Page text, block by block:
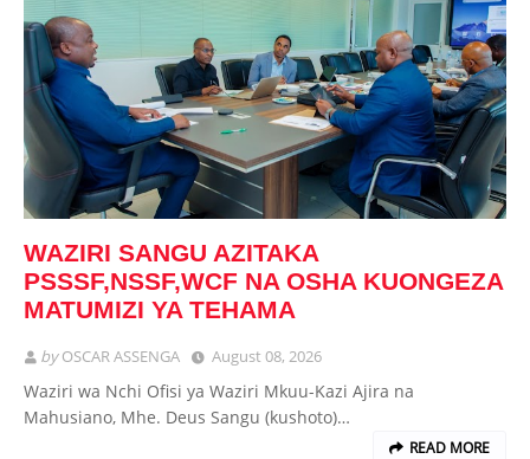
WAZIRI SANGU AZITAKA
PSSSF,NSSF,WCF NA OSHA KUONGEZA
MATUMIZI YA TEHAMA
byOSCAR ASSENGA August 08, 2026
Waziri wa Nchi Ofisi ya Waziri Mkuu-Kazi Ajira na
Mahusiano, Mhe. Deus Sangu (kushoto)…
READ MORE